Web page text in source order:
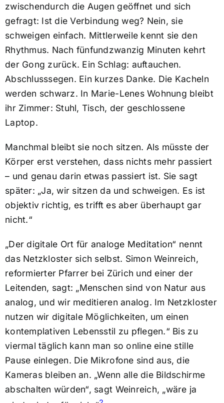
zwischendurch die Augen geöffnet und sich
gefragt: Ist die Verbindung weg? Nein, sie
schweigen einfach. Mittlerweile kennt sie den
Rhythmus. Nach fünfundzwanzig Minuten kehrt
der Gong zurück. Ein Schlag: auftauchen.
Abschlusssegen. Ein kurzes Danke. Die Kacheln
werden schwarz. In Marie-Lenes Wohnung bleibt
ihr Zimmer: Stuhl, Tisch, der geschlossene
Laptop.
Manchmal bleibt sie noch sitzen. Als müsste der
Körper erst verstehen, dass nichts mehr passiert
– und genau darin etwas passiert ist. Sie sagt
später: „Ja, wir sitzen da und schweigen. Es ist
objektiv richtig, es trifft es aber überhaupt gar
nicht.“
„Der digitale Ort für analoge Meditation“ nennt
das Netzkloster sich selbst. Simon Weinreich,
reformierter Pfarrer bei Zürich und einer der
Leitenden, sagt: „Menschen sind von Natur aus
analog, und wir meditieren analog. Im Netzkloster
nutzen wir digitale Möglichkeiten, um einen
kontemplativen Lebensstil zu pflegen.“ Bis zu
viermal täglich kann man so online eine stille
Pause einlegen. Die Mikrofone sind aus, die
Kameras bleiben an. „Wenn alle die Bildschirme
abschalten würden“, sagt Weinreich, „wäre ja